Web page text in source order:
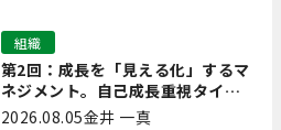
第2回：成長を「見える化」するマ
ネジメント。自己成長重視タイプ
の離職を防ぐ技術
組織
2026.08.05金井 一真